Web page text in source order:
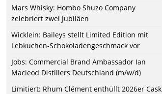
Mars Whisky: Hombo Shuzo Company
zelebriert zwei Jubiläen
Wicklein: Baileys stellt Limited Edition mit
Lebkuchen-Schokoladengeschmack vor
Jobs: Commercial Brand Ambassador Ian
Macleod Distillers Deutschland (m/w/d)
Limitiert: Rhum Clément enthüllt 2026er Cask